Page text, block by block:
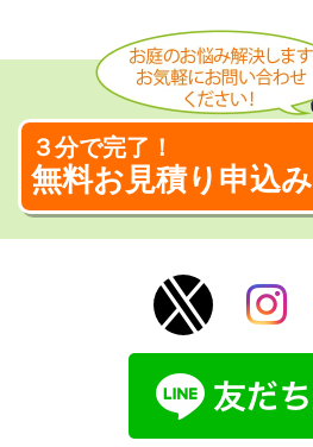
３分で完了！
無料お見積り申込み